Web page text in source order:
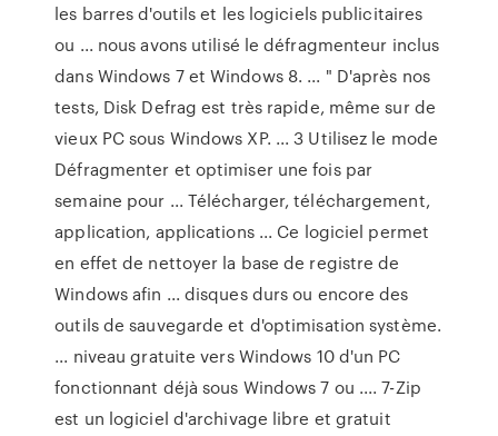
les barres d'outils et les logiciels publicitaires
ou ... nous avons utilisé le défragmenteur inclus
dans Windows 7 et Windows 8. ... " D'après nos
tests, Disk Defrag est très rapide, même sur de
vieux PC sous Windows XP. ... 3 Utilisez le mode
Défragmenter et optimiser une fois par
semaine pour ... Télécharger, téléchargement,
application, applications ... Ce logiciel permet
en effet de nettoyer la base de registre de
Windows afin ... disques durs ou encore des
outils de sauvegarde et d'optimisation système.
... niveau gratuite vers Windows 10 d'un PC
fonctionnant déjà sous Windows 7 ou .... 7-Zip
est un logiciel d'archivage libre et gratuit